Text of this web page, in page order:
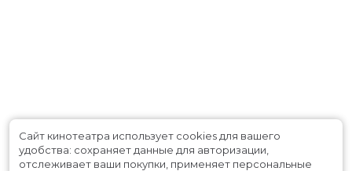
Сайт кинотеатра использует cookies для вашего
удобства: сохраняет данные для авторизации,
отслеживает ваши покупки, применяет персональные